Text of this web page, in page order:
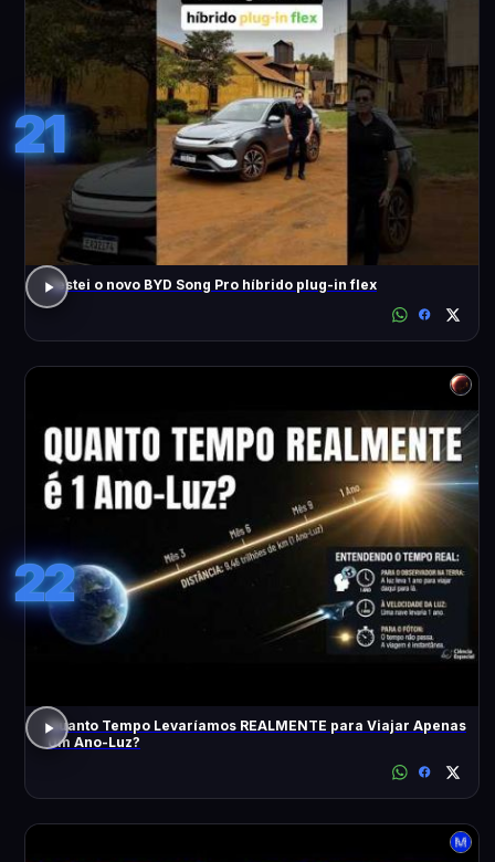
21
Testei o novo BYD Song Pro híbrido plug-in flex
22
Quanto Tempo Levaríamos REALMENTE para Viajar Apenas
Um Ano-Luz?